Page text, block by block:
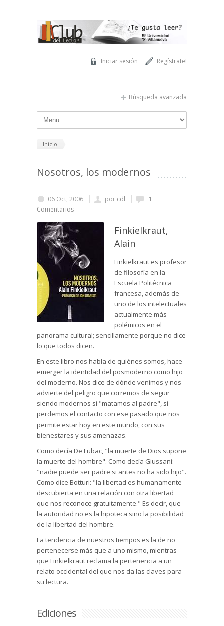
Regístrate!
Iniciar sesión
Búsqueda avanzada
Inicio
Nosotros, los modernos
06 Oct, 2006 por cdl
1
Comentarios
Finkielkraut,
Alain
Finkielkraut es profesor
de filosofía en la
Escuela Politécnica
francesa, además de
uno de los intelectuales
actualmente más
polémicos en el
panorama cultural; sencillamente porque no dice
lo que todos dicen.
En este libro nos habla de quiénes somos, hace
emerger la identidad del posmoderno como hijo
del moderno. Nos dice de dónde venimos y nos
advierte del peligro que corremos de seguir
siendo modernos si "matamos al padre", si
perdemos el contacto con ese pasado que nos
permite estar hoy en este mundo, con sus
bienestares y sus amenazas.
Como decía De Lubac, "la muerte de Dios supone
la muerte del hombre". Como decía Giussani:
"nadie puede ser padre si antes no ha sido hijo".
Como dice Botturi: "la libertad es humanamente
descubierta en una relación con otra libertad
que nos reconoce gratuitamente." Es decir, que
la autoridad no es la hipoteca sino la posibilidad
de la libertad del hombre.
La tendencia de nuestros tiempos es la de no
pertenecerse más que a uno mismo, mientras
que Finkielkraut reclama la pertenencia a un
relato occidental del que nos da las claves para
su lectura.
Ediciones